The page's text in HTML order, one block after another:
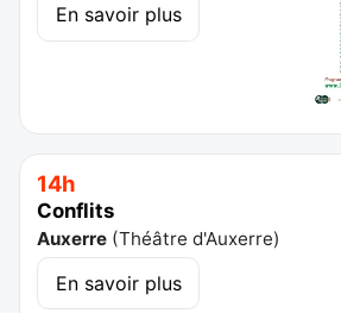
En savoir plus
14h
Conflits
Auxerre (Théâtre d'Auxerre)
En savoir plus